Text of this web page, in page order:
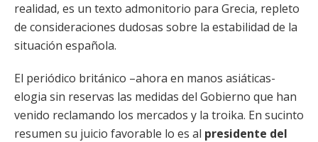
realidad, es un texto admonitorio para Grecia, repleto
de consideraciones dudosas sobre la estabilidad de la
situación española.
El periódico británico –ahora en manos asiáticas-
elogia sin reservas las medidas del Gobierno que han
venido reclamando los mercados y la troika. En sucinto
resumen su juicio favorable lo es al presidente del